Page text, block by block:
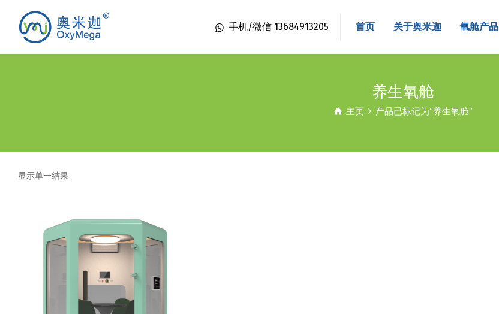
手机/微信 13684913205 首页 关于奥米迦 氧舱产品
养生氧舱
主页 产品已标记为“养生氧舱”
显示单一结果